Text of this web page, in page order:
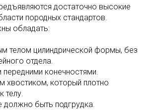
достаточно высокие
породных стандартов.
обладать:
телом цилиндрической формы, без
отдела.
передними конечностями.
хвостиком, который плотно
телу.
должно быть подгрудка.